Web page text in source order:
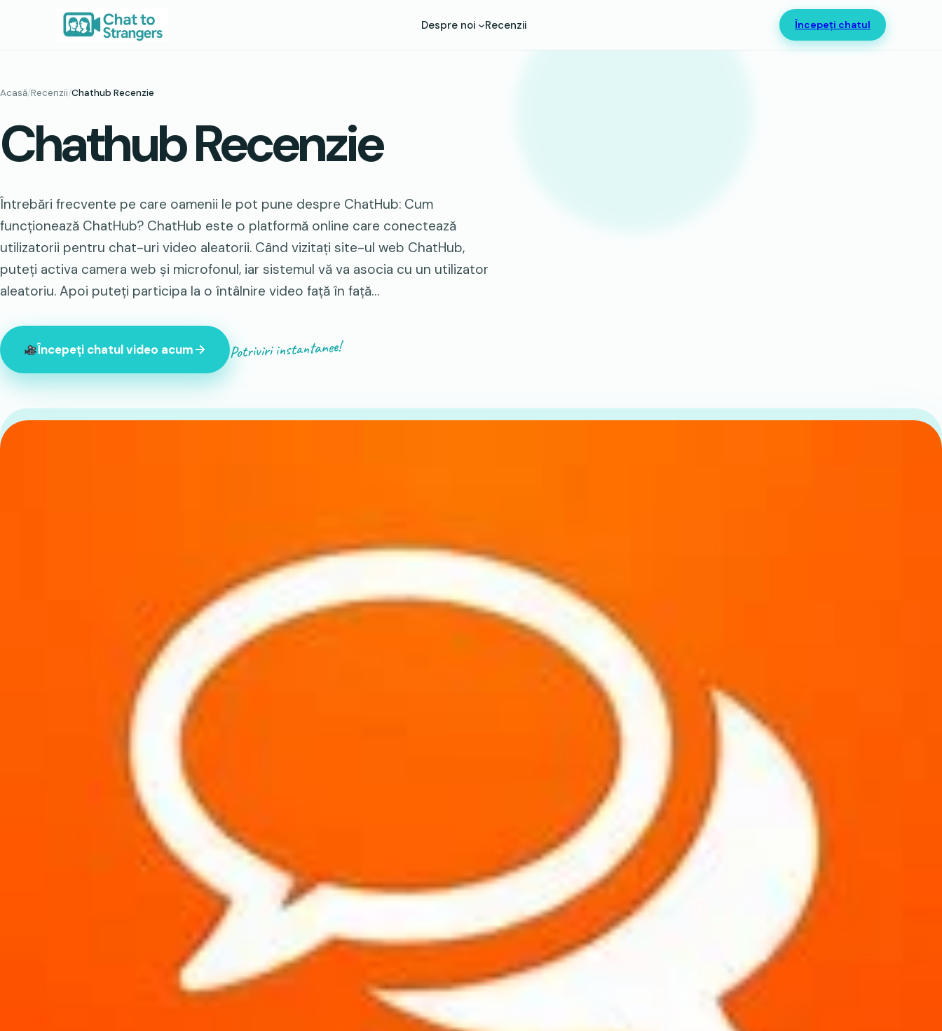
Despre noi Recenzii Începeți chatul
Acasă/Recenzii/Chathub Recenzie
Chathub Recenzie
Întrebări frecvente pe care oamenii le pot pune despre ChatHub: Cum
funcționează ChatHub? ChatHub este o platformă online care conectează
utilizatorii pentru chat-uri video aleatorii. Când vizitați site-ul web ChatHub,
puteți activa camera web și microfonul, iar sistemul vă va asocia cu un utilizator
aleatoriu. Apoi puteți participa la o întâlnire video față în față…
Începeți chatul video acum Potriviri instantanee!